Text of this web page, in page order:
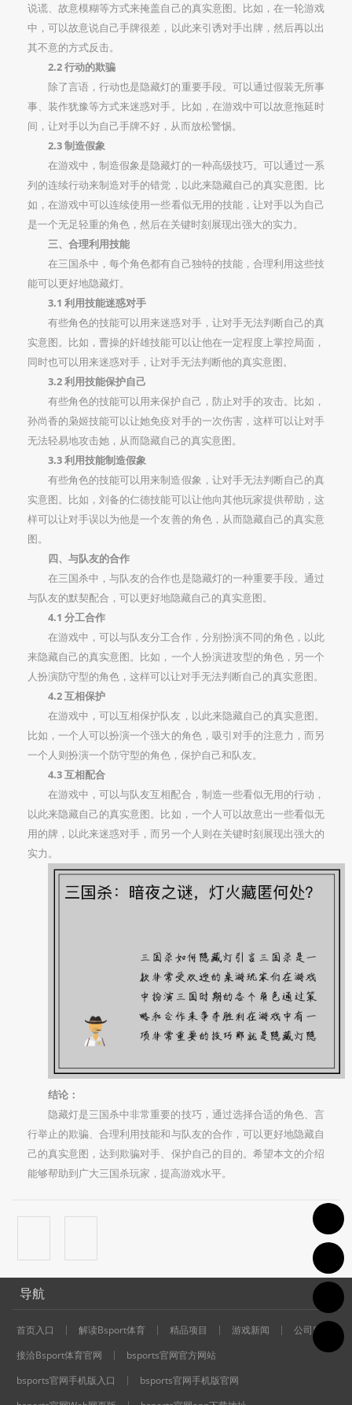
说谎、故意模糊等方式来掩盖自己的真实意图。比如，在一轮游戏
中，可以故意说自己手牌很差，以此来引诱对手出牌，然后再以出
其不意的方式反击。
2.2 行动的欺骗
除了言语，行动也是隐藏灯的重要手段。可以通过假装无所事
事、装作犹豫等方式来迷惑对手。比如，在游戏中可以故意拖延时
间，让对手以为自己手牌不好，从而放松警惕。
2.3 制造假象
在游戏中，制造假象是隐藏灯的一种高级技巧。可以通过一系
列的连续行动来制造对手的错觉，以此来隐藏自己的真实意图。比
如，在游戏中可以连续使用一些看似无用的技能，让对手以为自己
是一个无足轻重的角色，然后在关键时刻展现出强大的实力。
三、合理利用技能
在三国杀中，每个角色都有自己独特的技能，合理利用这些技
能可以更好地隐藏灯。
3.1 利用技能迷惑对手
有些角色的技能可以用来迷惑对手，让对手无法判断自己的真
实意图。比如，曹操的奸雄技能可以让他在一定程度上掌控局面，
同时也可以用来迷惑对手，让对手无法判断他的真实意图。
3.2 利用技能保护自己
有些角色的技能可以用来保护自己，防止对手的攻击。比如，
孙尚香的枭姬技能可以让她免疫对手的一次伤害，这样可以让对手
无法轻易地攻击她，从而隐藏自己的真实意图。
3.3 利用技能制造假象
有些角色的技能可以用来制造假象，让对手无法判断自己的真
实意图。比如，刘备的仁德技能可以让他向其他玩家提供帮助，这
样可以让对手误以为他是一个友善的角色，从而隐藏自己的真实意
图。
四、与队友的合作
在三国杀中，与队友的合作也是隐藏灯的一种重要手段。通过
与队友的默契配合，可以更好地隐藏自己的真实意图。
4.1 分工合作
在游戏中，可以与队友分工合作，分别扮演不同的角色，以此
来隐藏自己的真实意图。比如，一个人扮演进攻型的角色，另一个
人扮演防守型的角色，这样可以让对手无法判断自己的真实意图。
4.2 互相保护
在游戏中，可以互相保护队友，以此来隐藏自己的真实意图。
比如，一个人可以扮演一个强大的角色，吸引对手的注意力，而另
一个人则扮演一个防守型的角色，保护自己和队友。
4.3 互相配合
在游戏中，可以与队友互相配合，制造一些看似无用的行动，
以此来隐藏自己的真实意图。比如，一个人可以故意出一些看似无
用的牌，以此来迷惑对手，而另一个人则在关键时刻展现出强大的
实力。
结论：
隐藏灯是三国杀中非常重要的技巧，通过选择合适的角色、言
行举止的欺骗、合理利用技能和与队友的合作，可以更好地隐藏自
己的真实意图，达到欺骗对手、保护自己的目的。希望本文的介绍
能够帮助到广大三国杀玩家，提高游戏水平。
导航
首页入口 解读Bsport体育 精品项目 游戏新闻
公司服务
接洽Bsport体育官网
bsports官网官方网站
bsports官网手机版入口
bsports官网手机版官网